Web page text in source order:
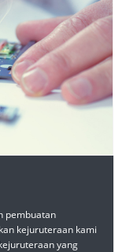
pembuatan
kejuruteraan kami
yang